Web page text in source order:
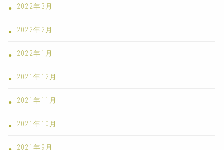
2022年3月
2022年2月
2022年1月
2021年12月
2021年11月
2021年10月
2021年9月